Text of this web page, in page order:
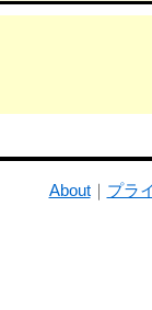
About｜ プラ